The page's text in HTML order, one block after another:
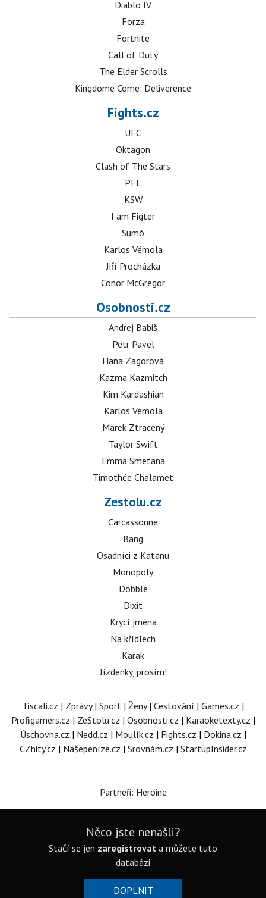
Diablo IV
Forza
Fortnite
Call of Duty
The Elder Scrolls
Kingdome Come: Deliverence
Fights.cz
UFC
Oktagon
Clash of The Stars
PFL
KSW
I am Figter
Sumó
Karlos Vémola
Jiří Procházka
Conor McGregor
Osobnosti.cz
Andrej Babiš
Petr Pavel
Hana Zagorová
Kazma Kazmitch
Kim Kardashian
Karlos Vémola
Marek Ztracený
Taylor Swift
Emma Smetana
Timothée Chalamet
Zestolu.cz
Carcassonne
Bang
Osadníci z Katanu
Monopoly
Dobble
Dixit
Krycí jména
Na křídlech
Karak
Jízdenky, prosím!
Tiscali.cz | Zprávy| Sport | Ženy| Cestování | Games.cz |
Profigamers.cz | ZeStolu.cz | Osobnosti.cz | Karaoketexty.cz |
Úschovna.cz | Nedd.cz | Moulík.cz | Fights.cz | Dokina.cz |
CZhity.cz | Našepeníze.cz | Srovnám.cz | StartupInsider.cz
Partneři: Heroine
Něco jste nenašli?
Stačí se jen zaregistrovat a můžete tuto
databázi
DOPLNIT